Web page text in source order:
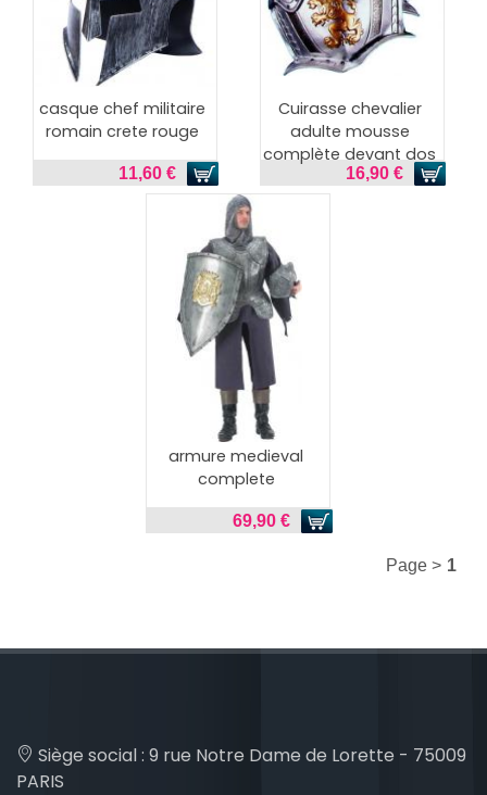
casque chef militaire
romain crete rouge
11,60 €
Cuirasse chevalier
adulte mousse
complète devant dos
16,90 €
armure medieval
complete
69,90 €
Page > 1
Siège social : 9 rue Notre Dame de Lorette - 75009
PARIS